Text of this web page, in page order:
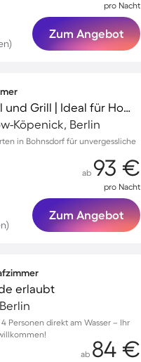
pro Nacht
Zum Angebot
Ferienhaus mit Garten, Pool und Grill | Ideal für Homeoffice
Köpenick, Berlin
in Bohnsdorf für unvergessliche
ab 93 €
pro Nacht
Zum Angebot
erlaubt
Personen direkt am Wasser – Ihr
ab 84 €